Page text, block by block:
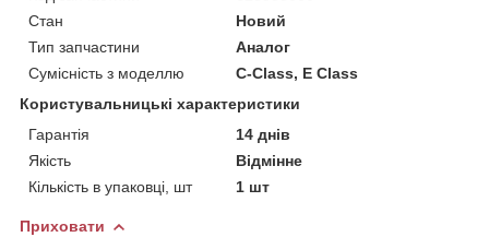
Стан
Новий
Тип запчастини
Аналог
Сумісність з моделлю
C-Class, E Class
Користувальницькі характеристики
Гарантія
14 днів
Якість
Відмінне
Кількість в упаковці, шт
1 шт
Приховати